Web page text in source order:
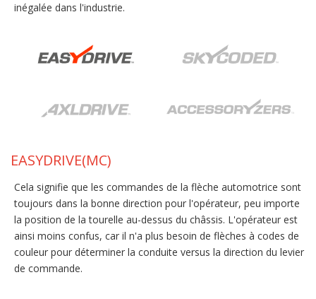
inégalée dans l'industrie.
EASYDRIVE(MC)
Cela signifie que les commandes de la flèche automotrice sont
toujours dans la bonne direction pour l'opérateur, peu importe
la position de la tourelle au-dessus du châssis. L'opérateur est
ainsi moins confus, car il n'a plus besoin de flèches à codes de
couleur pour déterminer la conduite versus la direction du levier
de commande.